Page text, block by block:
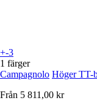
+-3
1 färger
Campagnolo Höger TT-
Från 5 811,00 kr